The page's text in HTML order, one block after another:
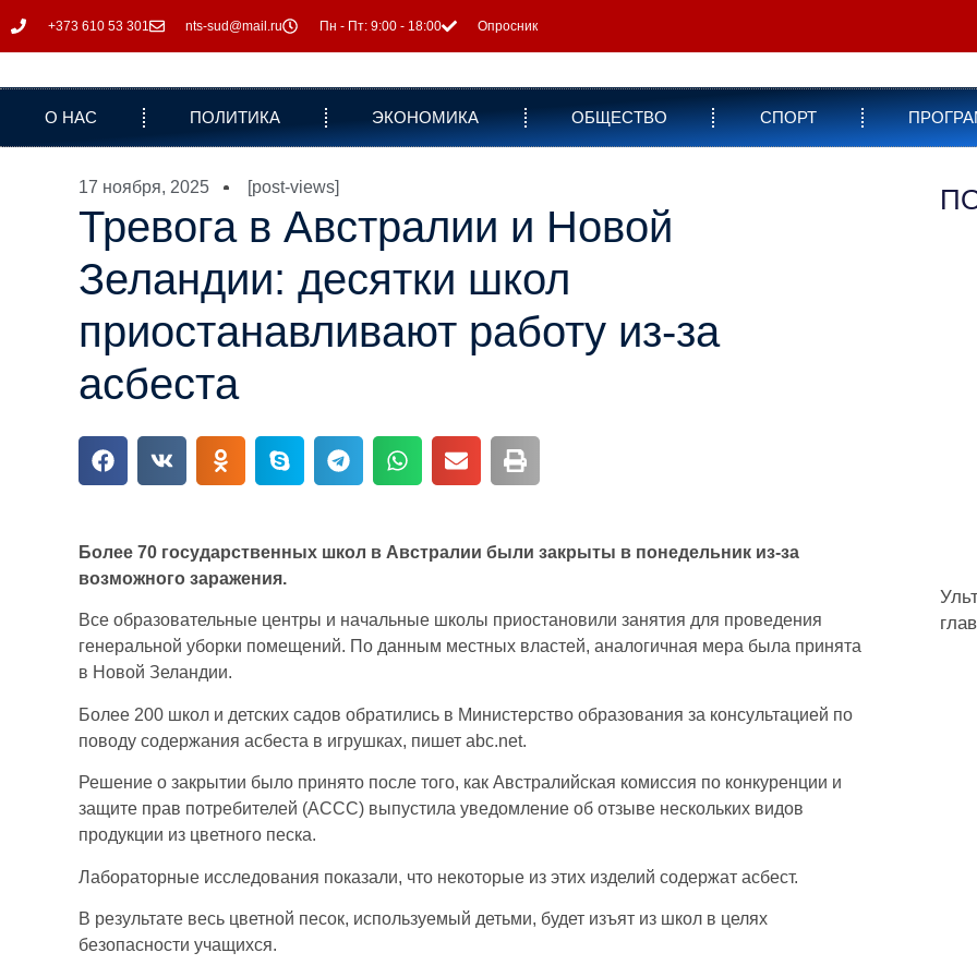
+373 610 53 301 nts-sud@mail.ru Пн - Пт: 9:00 - 18:00 Опросник
О НАС ПОЛИТИКА ЭКОНОМИКА ОБЩЕСТВО СПОРТ
17 ноября, 2025 [post-views]
Тревога в Австралии и Новой
Зеландии: десятки школ
приостанавливают работу из-за
асбеста
Более 70 государственных школ в Австралии были закрыты в понедельник из-за
возможного заражения.
Все образовательные центры и начальные школы приостановили занятия для проведения
генеральной уборки помещений. По данным местных властей, аналогичная мера была принята
в Новой Зеландии.
Более 200 школ и детских садов обратились в Министерство образования за консультацией по
поводу содержания асбеста в игрушках, пишет abc.net.
Решение о закрытии было принято после того, как Австралийская комиссия по конкуренции и
защите прав потребителей (ACCC) выпустила уведомление об отзыве нескольких видов
продукции из цветного песка.
Лабораторные исследования показали, что некоторые из этих изделий содержат асбест.
В результате весь цветной песок, используемый детьми, будет изъят из школ в целях
безопасности учащихся.